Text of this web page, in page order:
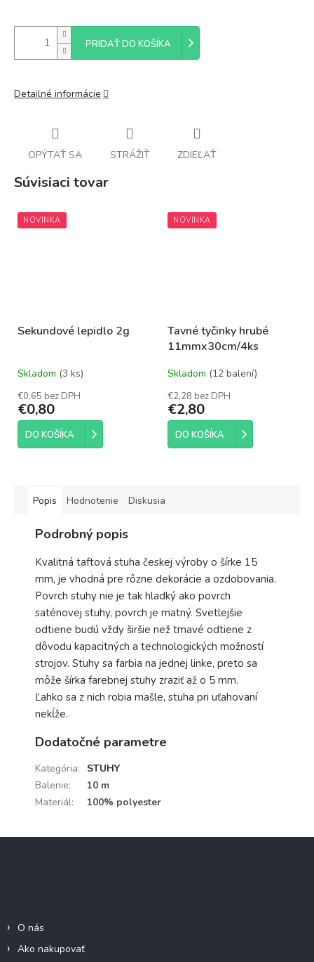
PRIDAŤ DO KOŠÍKA
Detailné informácie
OPÝTAŤ SA STRÁŽIŤ ZDIEĽAŤ
Súvisiaci tovar
NOVINKA
Sekundové lepidlo 2g
Skladom (3 ks)
€0,65 bez DPH
€0,80
DO KOŠÍKA
NOVINKA
Tavné tyčinky hrubé
11mmx30cm/4ks
Skladom (12 balení)
€2,28 bez DPH
€2,80
DO KOŠÍKA
Popis Hodnotenie Diskusia
Podrobný popis
Kvalitná taftová stuha českej výroby o šírke 15
mm, je vhodná pre rôzne dekorácie a ozdobovania.
Povrch stuhy nie je tak hladký ako povrch
saténovej stuhy, povrch je matný. Svetlejšie
odtiene budú vždy širšie než tmavé odtiene z
dôvodu kapacitných a technologických možností
strojov. Stuhy sa farbia na jednej linke, preto sa
môže šírka farebnej stuhy zraziť až o 5 mm.
Ľahko sa z nich robia mašle, stuha pri uťahovaní
nekĺže.
Dodatočné parametre
Kategória:
STUHY
Balenie:
10 m
Materiál: 100% polyester
O nás
Ako nakupovať